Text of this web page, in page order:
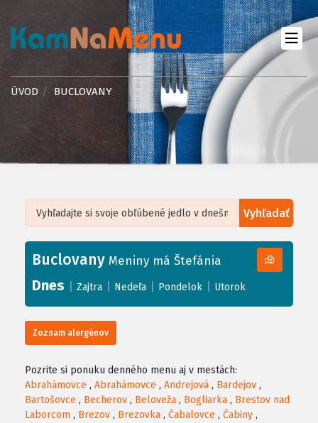
ÚVOD BUCLOVANY
Vyhľadať
+
−
Leaflet| ©OpenStreetMap, Tiles courtesy ofHumanitarian OpenStreetMap
Buclovany Meniny má Štefánia
Dnes Zajtra Nedeľa Pondelok Utorok
Zoznam alergénov
Pozrite si ponuku denného menu aj v mestách:
Abrahámovce , Abrahámovce , Andrejová , Bardejov ,
Bartošovce , Becherov , Beloveža , Bogliarka , Brestov nad
Laborcom , Brezov , Brezovka , Čabalovce , Čabiny ,